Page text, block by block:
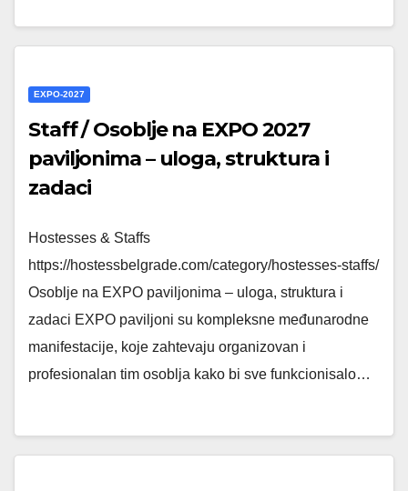
EXPO-2027
Staff / Osoblje na EXPO 2027
paviljonima – uloga, struktura i
zadaci
Hostesses & Staffs
https://hostessbelgrade.com/category/hostesses-staffs/
Osoblje na EXPO paviljonima – uloga, struktura i
zadaci EXPO paviljoni su kompleksne međunarodne
manifestacije, koje zahtevaju organizovan i
profesionalan tim osoblja kako bi sve funkcionisalo…